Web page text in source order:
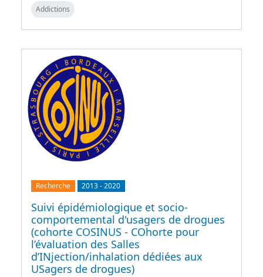
Addictions
Recherche 2013-2020
Suivi épidémiologique et socio-
comportemental d'usagers de drogues
(cohorte COSINUS - COhorte pour
l’évaluation des Salles
d’INjection/inhalation dédiées aux
USagers de drogues)